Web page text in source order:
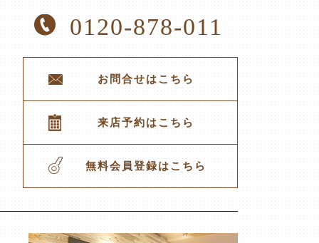
0120-878-011
お問合せはこちら
来店予約はこちら
無料会員登録はこちら